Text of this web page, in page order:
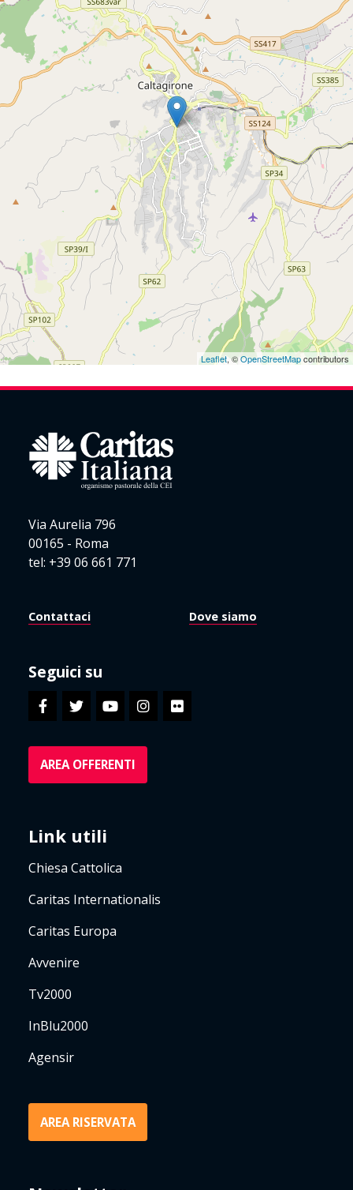
Leaflet, ©OpenStreetMapcontributors
Via Aurelia 796
00165 - Roma
tel: +39 06 661 771
Contattaci Dove siamo
Seguici su
AREA OFFERENTI
Link utili
Chiesa Cattolica
Caritas Internationalis
Caritas Europa
Avvenire
Tv2000
InBlu2000
Agensir
AREA RISERVATA